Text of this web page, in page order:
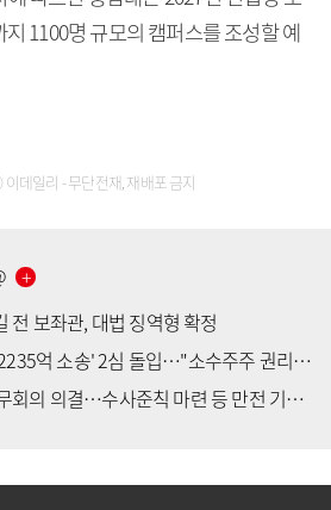
1100명 규모의 캠퍼스를 조성할 예
데일리 - 무단전재, 재배포 금지
전 보좌관, 대법 징역형 확정
억 소송' 2심 돌입…"소수주주 권리침해"
의 의결…수사준칙 마련 등 만전 기할 것"
내